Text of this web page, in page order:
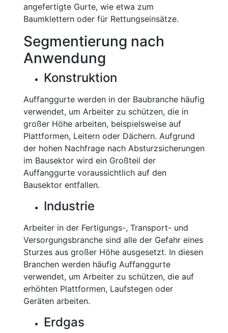
angefertigte Gurte, wie etwa zum
Baumklettern oder für Rettungseinsätze.
Segmentierung nach
Anwendung
Konstruktion
Auffanggurte werden in der Baubranche häufig
verwendet, um Arbeiter zu schützen, die in
großer Höhe arbeiten, beispielsweise auf
Plattformen, Leitern oder Dächern. Aufgrund
der hohen Nachfrage nach Absturzsicherungen
im Bausektor wird ein Großteil der
Auffanggurte voraussichtlich auf den
Bausektor entfallen.
Industrie
Arbeiter in der Fertigungs-, Transport- und
Versorgungsbranche sind alle der Gefahr eines
Sturzes aus großer Höhe ausgesetzt. In diesen
Branchen werden häufig Auffanggurte
verwendet, um Arbeiter zu schützen, die auf
erhöhten Plattformen, Laufstegen oder
Geräten arbeiten.
Erdgas